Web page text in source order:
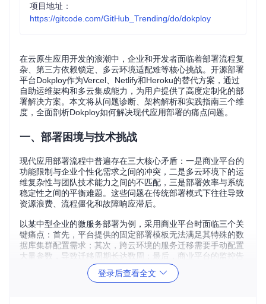
项目地址：
https://gitcode.com/GitHub_Trending/do/dokploy
在云原生应用开发的浪潮中，企业和开发者面临着部署流程复
杂、第三方依赖锁定、多云环境适配难等核心挑战。开源部署
平台Dokploy作为Vercel、Netlify和Heroku的替代方案，通过
自助运维架构和多云集成能力，为用户提供了高度定制化的部
署解决方案。本文将从问题诊断、架构解析和实践指南三个维
度，全面剖析Dokploy如何解决现代应用部署的痛点问题。
一、部署困境与技术挑战
现代应用部署流程中普遍存在三大核心矛盾：一是商业平台的
功能限制与企业个性化需求之间的冲突，二是多云环境下的运
维复杂性与团队技术能力之间的不匹配，三是部署效率与系统
稳定性之间的平衡难题。这些问题在传统部署模式下往往导致
资源浪费、流程僵化和故障响应滞后。
以某中型企业的微服务部署为例，采用商业平台时面临三个关
键痛点：首先，平台提供的固定部署模板无法满足其特殊的数
据库集群配置需求；其次，跨云环境的服务迁移需要手动配置
大量参数，导致迁移周期长达数周；最后，商业平台的监控告
警机制无法与企业内部运维系统深度集成，导致故障响应延
迟。这些问题直接影响了开发迭代速度和系统可靠性。
登录后查看全文